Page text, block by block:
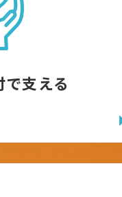
支える